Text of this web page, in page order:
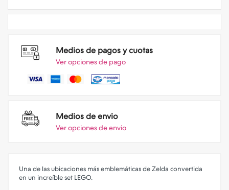
Medios de pagos y cuotas
Ver opciones de pago
Medios de envio
Ver opciones de envio
Una de las ubicaciones más emblemáticas de Zelda convertida
en un increíble set LEGO.